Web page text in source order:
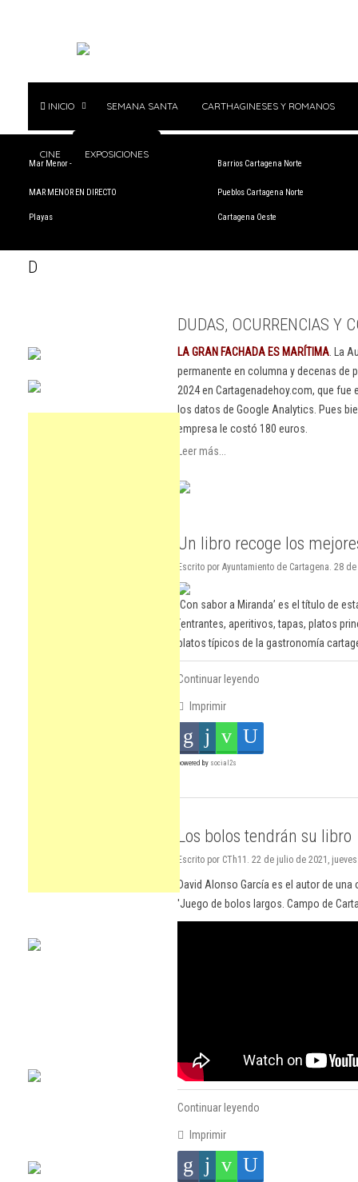
INICIO SEMANA SANTA CARTHAGINESES Y ROMANOS
CINE EXPOSICIONES
Mar Menor - Rincón de San Ginés
MAR MENOR EN DIRECTO
Playas
Barrios Cartagena Norte
Pueblos Cartagena Norte
Cartagena Oeste
D
DUDAS, OCURRENCIAS Y
LA GRAN FACHADA ES MARÍTIMA . La
permanente en columna y decenas
2024 en Cartagenadehoy.com, que
los datos de Google Analytics. Pues
empresa le costó 180 euros.
Leer más...
Un libro recoge los
Escrito por Ayuntamiento de Cartagena. 28
‘Con sabor a Miranda’ es el título de
(entrantes, aperitivos, tapas, platos
platos típicos de la gastronomía
Continuar leyendo
Imprimir
powered by social2s
Los bolos tendrán su libro
Escrito por CTh11. 22 de julio de 2021,
David Alonso García es el autor de
'Juego de bolos largos. Campo de
Continuar leyendo
Imprimir